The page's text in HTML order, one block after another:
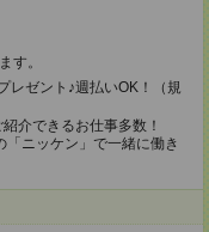
す。
レゼント♪週払いOK！（規
介できるお仕事多数！
ニッケン」で一緒に働き